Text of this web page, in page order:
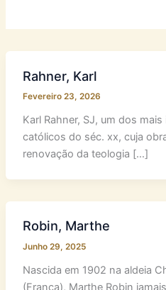
Rahner, Karl
Fevereiro 23, 2026
Karl Rahner, SJ, um dos
católicos do séc. xx, cuja
renovação da teologia […]
Robin, Marthe
Junho 29, 2025
Nascida em 1902 na aldeia
(França), Marthe Robin